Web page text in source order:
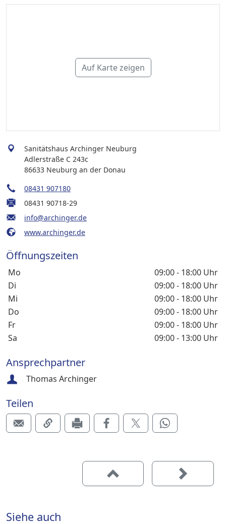
Auf Karte zeigen
Sanitätshaus Archinger Neuburg
Adlerstraße C 243c
86633 Neuburg an der Donau
08431 907180
08431 90718-29
info@archinger.de
www.archinger.de
Öffnungszeiten
Wochentage / Monate
Öffnungszeiten / Hinweise
Mo
09:00 - 18:00 Uhr
Di
09:00 - 18:00 Uhr
Mi
09:00 - 18:00 Uhr
Do
09:00 - 18:00 Uhr
Fr
09:00 - 18:00 Uhr
Sa
09:00 - 13:00 Uhr
Ansprechpartner
Thomas Archinger
Teilen
Siehe auch